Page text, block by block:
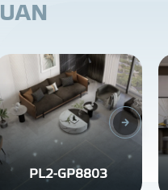
UAN
PL2-GP8803